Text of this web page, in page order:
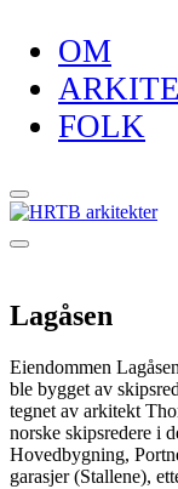
OM
FOLK
Lagåsen
Eiendommen
ble bygget av
tegnet av arkitekt
norske skipsredere i
Hovedbygning,
garasjer (Stallene),